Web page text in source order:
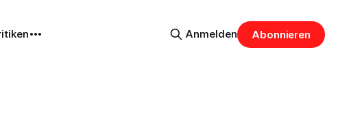
Anmelden Abonnieren